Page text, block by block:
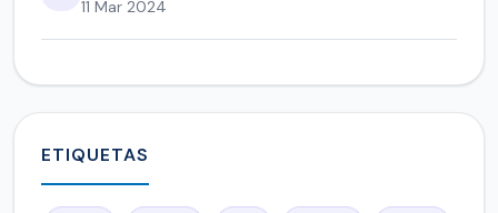
11 Mar 2024
ETIQUETAS